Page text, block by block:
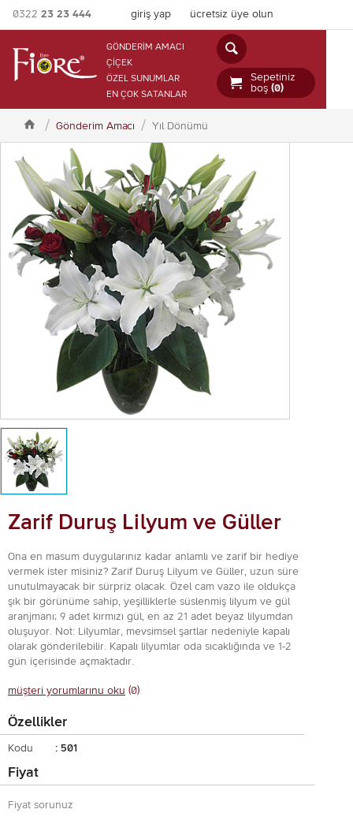
0322 23 23 444 giriş yap ücretsiz üye olun
GÖNDERİM AMACI
ÇİÇEK
ÖZEL SUNUMLAR
EN ÇOK SATANLAR


Sepetiniz
boş (0)
 Gönderim Amacı Yıl Dönümü
Zarif Duruş Lilyum ve Güller
Ona en masum duygularınız kadar anlamlı ve zarif bir hediye
vermek ister misiniz? Zarif Duruş Lilyum ve Güller, uzun süre
unutulmayacak bir sürpriz olacak. Özel cam vazo ile oldukça
şık bir görünüme sahip, yeşilliklerle süslenmiş lilyum ve gül
aranjmanı; 9 adet kırmızı gül, en az 21 adet beyaz lilyumdan
oluşuyor. Not: Lilyumlar, mevsimsel şartlar nedeniyle kapalı
olarak gönderilebilir. Kapalı lilyumlar oda sıcaklığında ve 1-2
gün içerisinde açmaktadır.
müşteri yorumlarınu oku (0)
Özellikler
Kodu : 501
Fiyat
Fiyat sorunuz